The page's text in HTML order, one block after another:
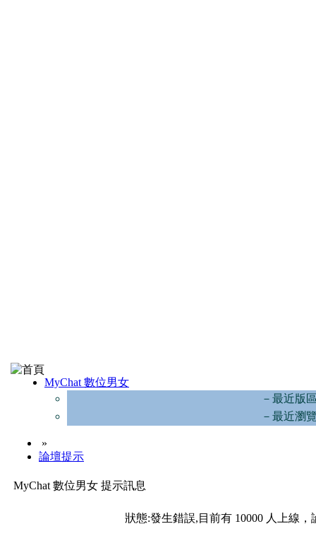
MyChat 數位男女
－最近版
－最近瀏
»
論壇提示
MyChat 數位男女 提示訊息
狀態:發生錯誤,目前有 10000 人上線